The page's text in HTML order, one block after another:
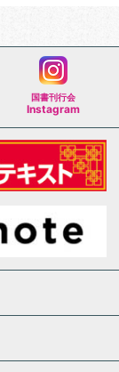
国書刊行会
Instagram